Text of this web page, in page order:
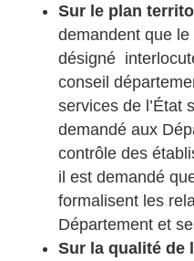
Sur le plan
demandent que
désigné
conseil
services de l’État
demandé aux
contrôle des
il est demandé
formalisent les
Département et
Sur la qualité de